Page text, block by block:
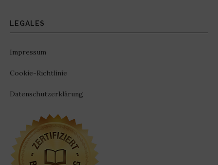
LEGALES
Impressum
Cookie-Richtlinie
Datenschutzerklärung